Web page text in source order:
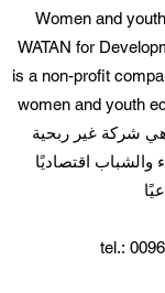
Women and
WATAN for
is a non-profit
women and youth
شركة غير ربحية
والشباب اقتصاديًا
tel.: